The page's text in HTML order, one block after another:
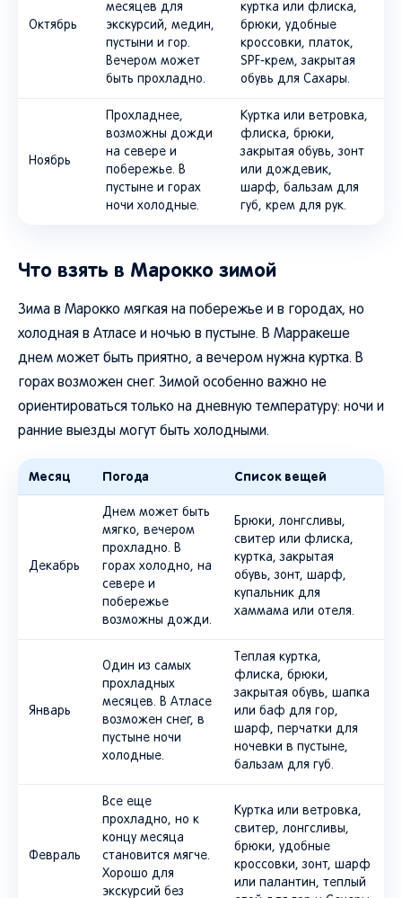
экскурсий, медин,
пустыни и гор.
Вечером может
быть прохладно.
брюки, удобные
кроссовки, платок,
SPF-крем, закрытая
обувь для Сахары.
возможны дожди
на севере и
побережье. В
пустыне и горах
ночи холодные.
флиска, брюки,
закрытая обувь, зонт
или дождевик,
шарф, бальзам для
губ, крем для рук.
холодная в Атласе и ночью в пустыне. В Марракеше
днем может быть приятно, а вечером нужна куртка. В
горах возможен снег. Зимой особенно важно не
ориентироваться только на дневную температуру: ночи и
ранние выезды могут быть холодными.
Месяц
Днем может быть
мягко, вечером
прохладно. В
горах холодно, на
севере и
побережье
возможны дожди.
свитер или флиска,
куртка, закрытая
обувь, зонт, шарф,
купальник для
хаммама или отеля.
прохладных
месяцев. В Атласе
возможен снег, в
пустыне ночи
холодные.
флиска, брюки,
закрытая обувь, шапка
или баф для гор,
шарф, перчатки для
ночевки в пустыне,
бальзам для губ.
прохладно, но к
концу месяца
становится мягче.
Хорошо для
экскурсий без
летней жары.
свитер, лонгсливы,
брюки, удобные
кроссовки, зонт, шарф
или палантин, теплый
слой для гор и Сахары.